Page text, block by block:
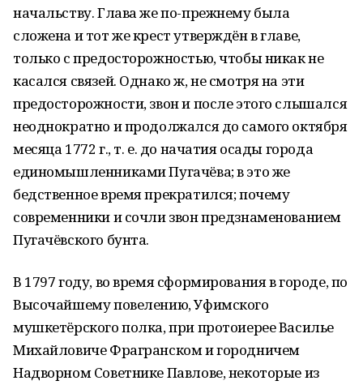
начальству. Глава же по-прежнему была
сложена и тот же крест утверждён в главе,
только с предосторожностью, чтобы никак не
касался связей. Однако ж, не смотря на эти
предосторожности, звон и после этого слышался
неоднократно и продолжался до самого октября
месяца 1772 г., т. е. до начатия осады города
единомышленниками Пугачёва; в это же
бедственное время прекратился; почему
современники и сочли звон предзнаменованием
Пугачёвского бунта.
В 1797 году, во время сформирования в городе, по
Высочайшему повелению, Уфимского
мушкетёрского полка, при протоиерее Василье
Михайловиче Фрагранском и городничем
Надворном Советнике Павлове, некоторые из